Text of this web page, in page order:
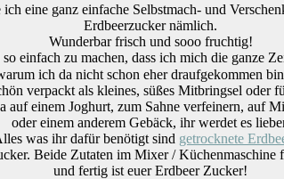
ich eine ganz einfache Selbstmach- und
Erdbeerzucker nämlich.
Wunderbar frisch und sooo fruchtig!
einfach zu machen, dass ich mich die ganze
ich da nicht schon eher draufgekommen
verpackt als kleines, süßes Mitbringsel oder
auf einem Joghurt, zum Sahne verfeinern, auf
oder einem anderem Gebäck, ihr werdet es
was ihr dafür benötigt sind getrocknete
Beide Zutaten im Mixer / Küchenmaschine
und fertig ist euer Erdbeer Zucker!